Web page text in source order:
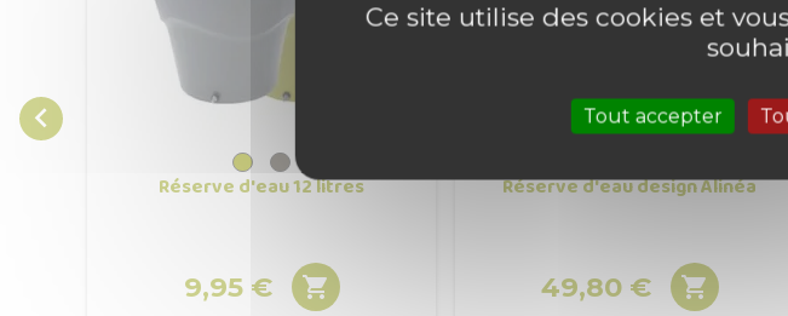

Réserve d'eau 12 litres
Prix
9,95 € 
Réserve d'eau design Alinéa
Prix
49,80 € 
Ce site utilise des cookies et
Tout accepter